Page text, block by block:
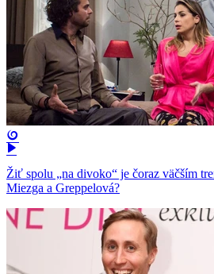
Žiť spolu „na divoko“ je čoraz väčším
Miezga a Greppelová?